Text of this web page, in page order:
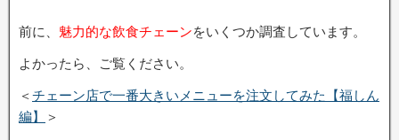
前に、 魅力的な飲食チェーンをいくつか調査しています。
よかったら、ご覧ください。
＜チェーン店で一番大きいメニューを注文してみた【福しん
編】
＞